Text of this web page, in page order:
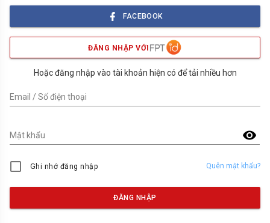
FACEBOOK
ĐĂNG NHẬP VỚI
Hoặc đăng nhập vào tài khoản hiện có để tải nhiều hơn
Email / Số điện thoại
visibility
Mật khẩu
Ghi nhớ đăng nhập Quên mật khẩu?
ĐĂNG NHẬP